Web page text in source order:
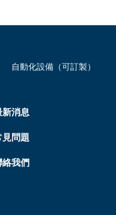
自動化設備（可訂製）
新消息
見問題
絡我們